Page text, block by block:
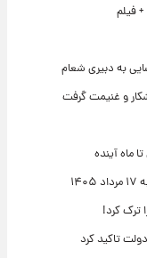
فیلم
به دبیری شعام
شکار و غنیمت گرفت
ماه آینده
ترک کرد!
تاکید کرد